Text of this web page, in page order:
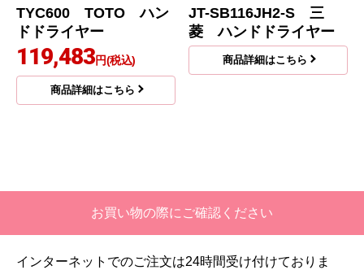
TYC600 TOTO ハン
ドドライヤー
119,483円(税込)
商品詳細はこちら
JT-SB116JH2-S 三
菱 ハンドドライヤー
商品詳細はこちら
お買い物の際にご確認ください
インターネットでのご注文は24時間受け付けておりま